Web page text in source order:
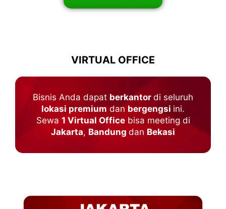
VIRTUAL OFFICE
Bisnis Anda dapat berkantor di seluruh
lokasi premium dan bergengsi ini.
Sewa 1 Virtual Officebisa meeting di
Jakarta, Bandung dan Bekasi